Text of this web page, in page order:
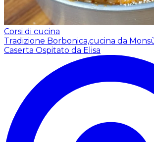
Corsi di cucina
Tradizione Borbonica,cucina da
Caserta Ospitato da Elisa